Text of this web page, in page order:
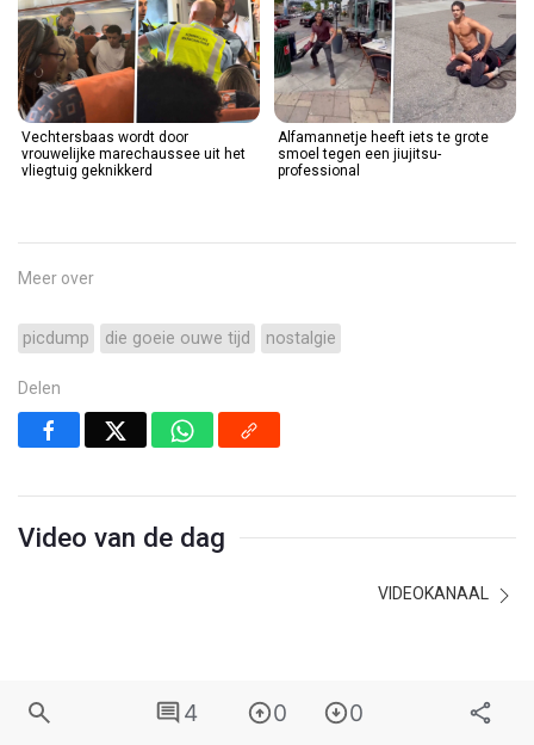
Vechtersbaas wordt door
vrouwelijke marechaussee uit het
vliegtuig geknikkerd
Alfamannetje heeft iets te grote
smoel tegen een jiujitsu-
professional
Meer over
picdump die goeie ouwe tijd nostalgie
Delen
Video van de dag
VIDEOKANAAL
4 0 0